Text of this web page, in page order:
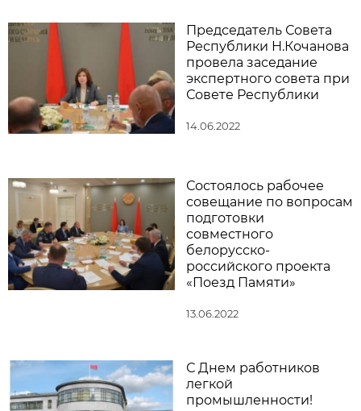
Председатель Совета
Республики Н.Кочанова
провела заседание
экспертного совета при
Совете Республики
14.06.2022
Состоялось рабочее
совещание по вопросам
подготовки
совместного
белорусско-
российского проекта
«Поезд Памяти»
13.06.2022
С Днем работников
легкой
промышленности!